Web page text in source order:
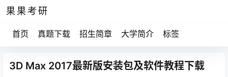
果果考研
首页 真题下载 招生简章 大学简介 标签
3D Max 2017最新版安装包及软件教程下载